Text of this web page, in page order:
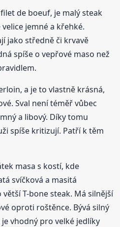
de boeuf, je malý steak
jemné a křehké.
jako středně či krvavě
spíše o vepřové maso než
a je to vlastně krásná,
Sval není téměř vůbec
a libový. Díky tomu
spíše kritizují. Patří k těm
masa s kostí, kde
svíčková a masitá
T-bone steak. Má silnější
oproti roštěnce. Bývá silný
vhodný pro velké jedlíky